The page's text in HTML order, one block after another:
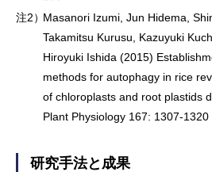
注2）Masanori Izumi, Jun Hidema,
Takamitsu Kurusu, Kazuyuki
Hiroyuki Ishida (2015)
methods for autophagy in rice
of chloroplasts and root plastids
Plant Physiology 167: 1307-1320
研究手法と成果